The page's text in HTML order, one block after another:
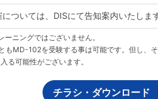
については、DISにて告知案内いたします
ニングではございません。
もMD-102を受験する事は可能です。但し、
る可能性がございます。
チラシ・ダウンロード